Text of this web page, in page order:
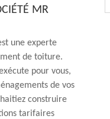
MR
une experte
de toiture.
pour vous,
de vos
construire
tarifaires